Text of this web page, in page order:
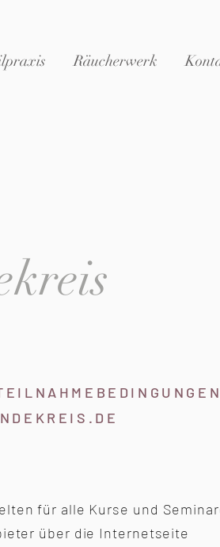
Räucherwerk
für alle Kurse und
über die Internetseite